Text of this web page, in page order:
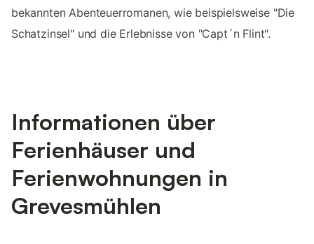
bekannten Abenteuerromanen, wie beispielsweise "Die
Schatzinsel" und die Erlebnisse von "Capt´n Flint".
Informationen über
Ferienhäuser und
Ferienwohnungen in
Grevesmühlen